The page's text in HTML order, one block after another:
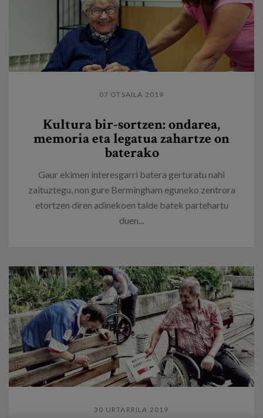
07 OTSAILA 2019
Kultura bir-sortzen: ondarea,
memoria eta legatua zahartze on
baterako
Gaur ekimen interesgarri batera gerturatu nahi
zaituztegu, non gure Bermingham eguneko zentrora
etortzen diren adinekoen talde batek partehartu
duen...
30 URTARRILA 2019